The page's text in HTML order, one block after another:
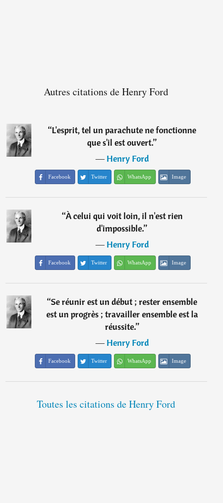
Autres citations de Henry Ford
“L'esprit, tel un parachute ne fonctionne
que s'il est ouvert.”
―Henry Ford
Facebook Twitter WhatsApp Image
“À celui qui voit loin, il n'est rien
d'impossible.”
―Henry Ford
Facebook Twitter WhatsApp Image
“Se réunir est un début ; rester ensemble
est un progrès ; travailler ensemble est la
réussite.”
―Henry Ford
Facebook Twitter WhatsApp Image
Toutes les citations de Henry Ford